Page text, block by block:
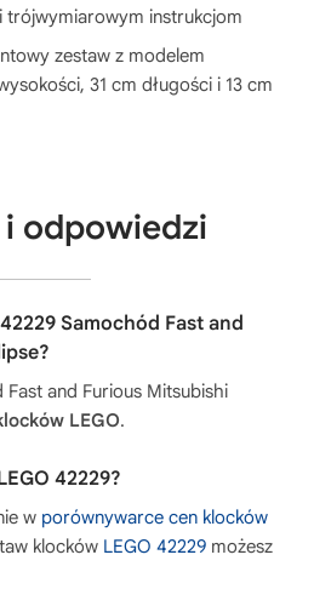
trójwymiarowym instrukcjom
zestaw z modelem
31 cm długości i 13 cm
odpowiedzi
Samochód Fast and
Fast and Furious Mitsubishi
LEGO.
42229?
w porównywarce cen klocków
klocków LEGO 42229 możesz